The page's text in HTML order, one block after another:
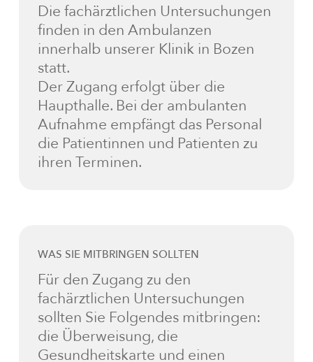
Die fachärztlichen Untersuchungen
finden in den Ambulanzen
innerhalb unserer Klinik in Bozen
statt.
Der Zugang erfolgt über die
Haupthalle. Bei der ambulanten
Aufnahme empfängt das Personal
die Patientinnen und Patienten zu
ihren Terminen.
WAS SIE MITBRINGEN SOLLTEN
Für den Zugang zu den
fachärztlichen Untersuchungen
sollten Sie Folgendes mitbringen:
die Überweisung, die
Gesundheitskarte und einen